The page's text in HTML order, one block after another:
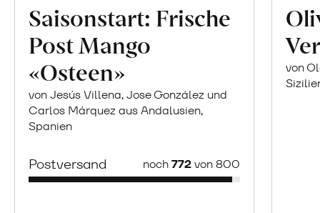
Saisonstart: Frische
Post Mango
«Osteen»
von Jesús Villena, Jose González und
Carlos Márquez aus Andalusien,
Spanien
Postversand noch772von 800
von